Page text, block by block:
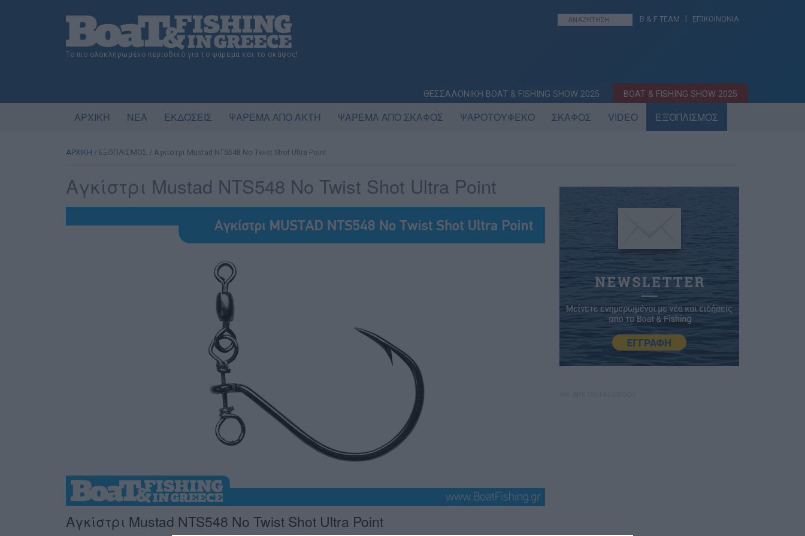
Το πιο ολοκληρωμένο περιοδικό για το ψάρεμα και το σκάφος!
B & F TEAM ΕΠΙΚΟΙΝΩΝΙΑ
ΘΕΣΣΑΛΟΝΙΚΗ BOAT & FISHING SHOW 2025 BOAT & FISHING SHOW 2025
ΑΡΧΙΚΗ ΝΕΑ ΕΚΔΟΣΕΙΣ ΨΑΡΕΜΑ ΑΠΟ ΑΚΤΗ ΨΑΡΕΜΑ ΑΠΟ ΣΚΑΦΟΣ ΨΑΡΟΤΟΥΦΕΚΟ ΣΚΑΦΟΣ VIDEO ΕΞΟΠΛΙΣΜΟΣ
ΑΡΧΙΚΗ / ΕΞΟΠΛΙΣΜΟΣ / Αγκίστρι Mustad NTS548 No Twist Shot Ultra Point
Αγκίστρι Mustad NTS548 No Twist Shot Ultra Point
Αγκίστρι Mustad NTS548 No Twist Shot Ultra Point